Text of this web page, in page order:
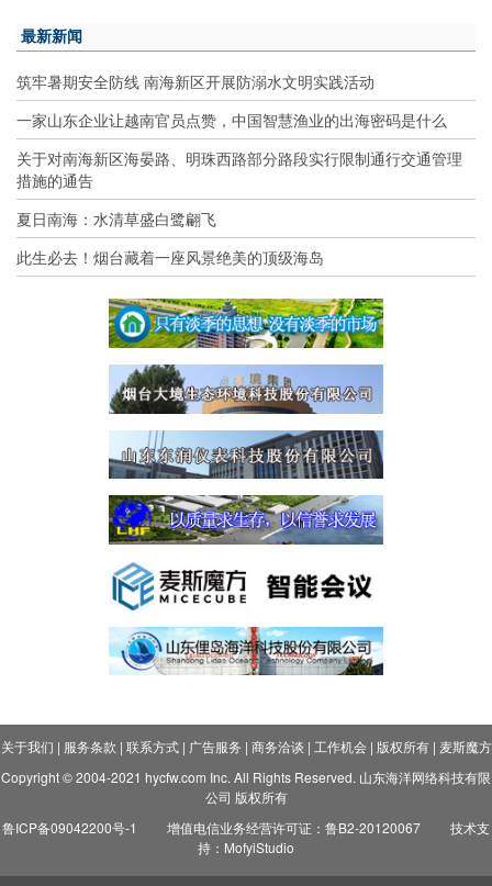
最新新闻
筑牢暑期安全防线 南海新区开展防溺水文明实践活动
一家山东企业让越南官员点赞，中国智慧渔业的出海密码是什么
关于对南海新区海晏路、明珠西路部分路段实行限制通行交通管理
措施的通告
夏日南海：水清草盛白鹭翩飞
此生必去！烟台藏着一座风景绝美的顶级海岛
关于我们 | 服务条款 | 联系方式| 广告服务 | 商务洽谈 | 工作机会| 版权所有| 麦斯魔方
Copyright © 2004-2021 hycfw.com Inc. All Rights Reserved. 山东海洋网络科技有限
公司 版权所有
鲁ICP备09042200号-1
增值电信业务经营许可证：鲁B2-20120067
技术支
持：MofyiStudio